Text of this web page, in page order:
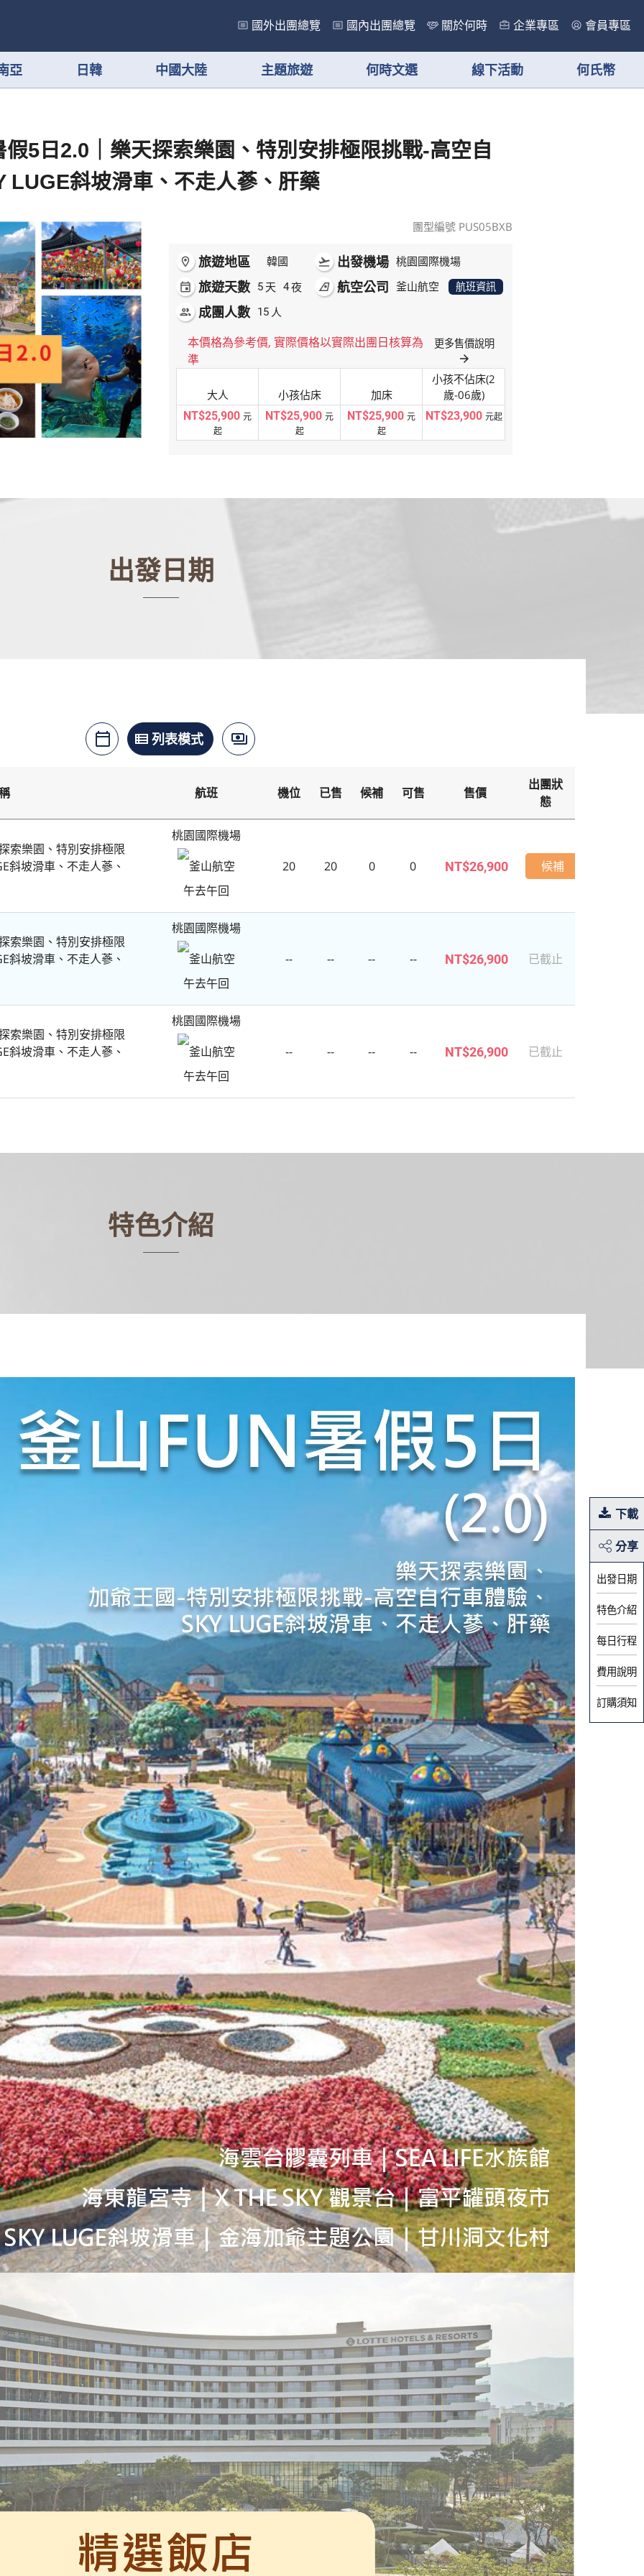
國外出團總覽 國內出團總覽 關於何時 企業專區 會員專區
亞 日韓 中國大陸 主題旅遊 何時文選 線下活動 何氏幣
下載
分享
特色介紹
出發日期
每日行程
費用說明
訂購須知
5日2.0｜樂天探索樂園、特別安排極限挑戰-高空自
LUGE斜坡滑車、不走人蔘、肝藥
團型編號 PUS05BXB
room 旅遊地區
韓國
event
旅遊天數 5 天 4夜
people 成團人數 15 人
flight_takeoff 出發機場 桃園國際機場
airlines 航空公司 釜山航空 航班資訊
本價格為參考價, 實際價格以實際出團日核算為
準
更多售價說明
arrow_forward
大人 小孩佔床 加床
小孩不佔床(2
歲-06歲)
NT$25,900 元
起
NT$25,900 元
起
NT$25,900 元
起
NT$23,900 元起
特色介紹
出發日期
calendar_today
月曆模式
view_list
列表模式 payments
價格模式
航班 機位 已售 候補 可售 售價
出團狀
態
索樂園、特別安排極限
斜坡滑車、不走人蔘、
桃園國際機場
釜山航空
午去午回
20 20 0 0 NT$26,900 候補
索樂園、特別安排極限
斜坡滑車、不走人蔘、
桃園國際機場
釜山航空
午去午回
-- -- -- -- NT$26,900 已截止
索樂園、特別安排極限
斜坡滑車、不走人蔘、
桃園國際機場
釜山航空
午去午回
-- -- -- -- NT$26,900 已截止